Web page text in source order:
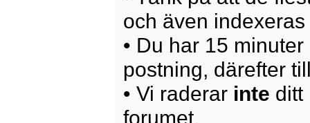
och även
• Du har 15
postning, därefter
• Vi raderar inte ditt
forumet.